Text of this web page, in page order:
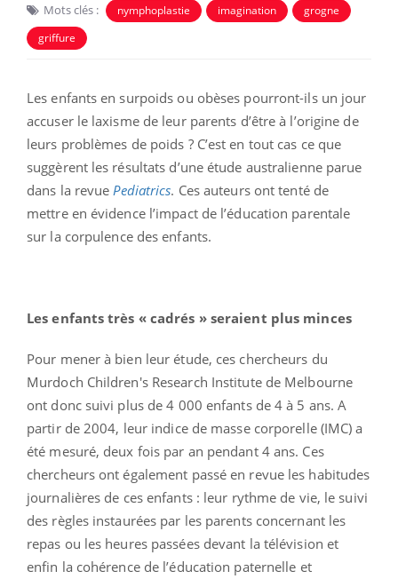
Mots clés : nymphoplastie imagination
grogne
griffure
Les enfants en surpoids ou obèses pourront-ils un jour
accuser le laxisme de leur parents d’être à l’origine de
leurs problèmes de poids ? C’est en tout cas ce que
suggèrent les résultats d’une étude australienne parue
dans la revue Pediatrics. Ces auteurs ont tenté de
mettre en évidence l’impact de l’éducation parentale
sur la corpulence des enfants.
Les enfants très « cadrés » seraient plus minces
Pour mener à bien leur étude, ces chercheurs du
Murdoch Children's Research Institute de Melbourne
ont donc suivi plus de 4 000 enfants de 4 à 5 ans. A
partir de 2004, leur indice de masse corporelle (IMC) a
été mesuré, deux fois par an pendant 4 ans. Ces
chercheurs ont également passé en revue les habitudes
journalières de ces enfants : leur rythme de vie, le suivi
des règles instaurées par les parents concernant les
repas ou les heures passées devant la télévision et
enfin la cohérence de l’éducation paternelle et